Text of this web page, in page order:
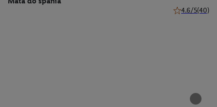
4.6/5(40)